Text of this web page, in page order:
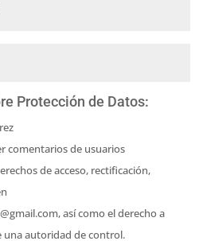
Protección de Datos:
comentarios de usuarios
de acceso, rectificación,
así como el derecho a
una autoridad de control.